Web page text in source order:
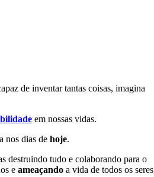
de inventar tantas coisas, imagina
em nossas vidas.
nos dias de hoje.
destruindo tudo e colaborando para o
e ameaçando a vida de todos os seres